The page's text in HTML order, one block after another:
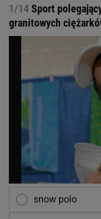
1/14Sport
granitowych
snow polo